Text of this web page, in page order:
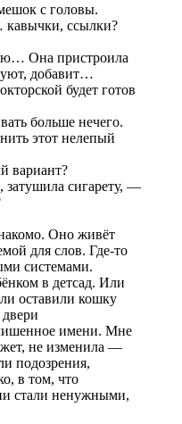
с головы.
ссылки?
Она пристроила
добавит…
будет готов
больше нечего.
этот нелепый
вариант?
сигарету, —
Оно живёт
для слов. Где-то
системами.
в детсад. Или
оставили кошку
имени. Мне
не изменила —
подозрения,
в том, что
стали ненужными,